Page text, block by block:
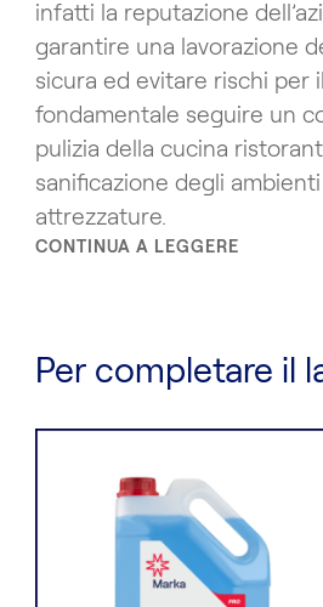
infatti la reputazione
garantire una lavorazione
sicura ed evitare rischi per
fondamentale seguire un
pulizia della cucina
sanificazione degli
attrezzature.
CONTINUA A LEGGERE
Per completare il